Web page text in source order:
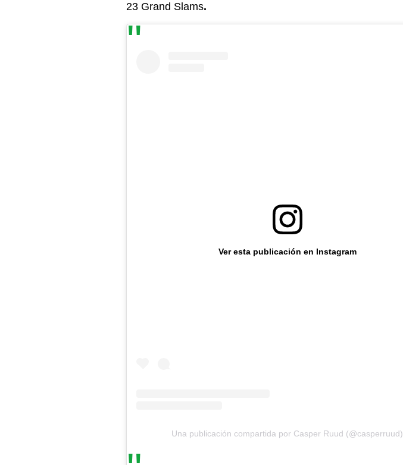
23 Grand Slams.
Ver esta publicación en Instagram
Una publicación compartida por Casper Ruud (@casperruud)